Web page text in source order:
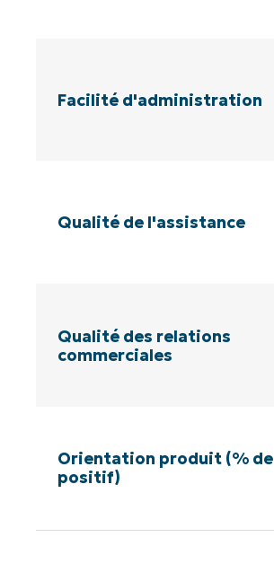
Facilité d'administration
Qualité de l'assistance
Qualité des relations
commerciales
Orientation produit (% de
positif)